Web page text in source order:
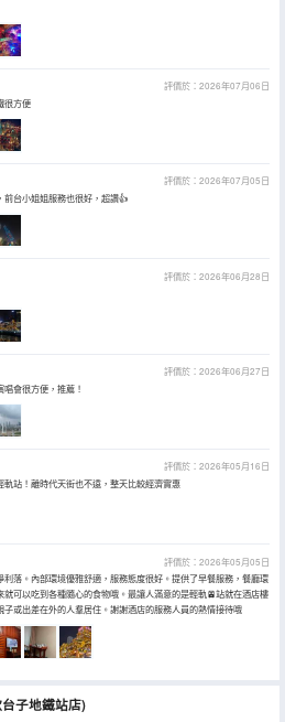
評價於：2026年07月06日
很方便
評價於：2026年07月05日
前台小姐姐服務也很好，超讚👍
評價於：2026年06月28日
評價於：2026年06月27日
會很方便，推薦！
評價於：2026年05月16日
軌站！離時代天街也不遠，整天比較經濟實惠
評價於：2026年05月05日
利落。內部環境優雅舒適，服務態度很好。提供了早餐服務，餐廳環
就可以吃到各種隨心的食物哦。最讓人滿意的是輕軌🚈站就在酒店樓
子或出差在外的人羣居住。謝謝酒店的服務人員的熱情接待哦
子地鐵站店)